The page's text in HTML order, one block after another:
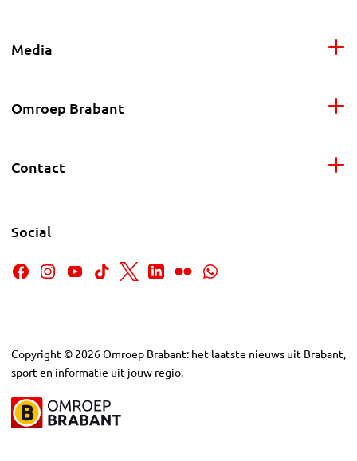
Media
Omroep Brabant
Contact
Social
Copyright © 2026Omroep Brabant: het laatste nieuws uit Brabant,
sport en informatie uit jouw regio.